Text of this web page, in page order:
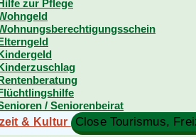
zur Pflege
/ Seniorenbeirat
& Kultur
Close Tourismus,